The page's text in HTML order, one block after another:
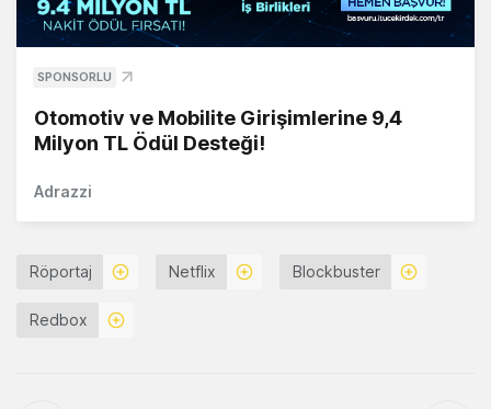
SPONSORLU
Otomotiv ve Mobilite Girişimlerine 9,4
Milyon TL Ödül Desteği!
Adrazzi
Röportaj Netflix Blockbuster
Redbox